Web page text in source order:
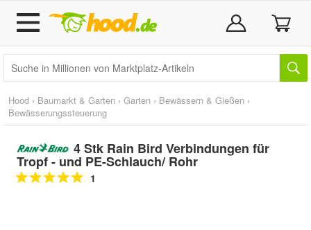
Hood › Baumarkt & Garten › Garten › Bewässern & Gießen ›
Bewässerungssteuerung
4 Stk Rain Bird Verbindungen für
Tropf - und PE-Schlauch/ Rohr
1